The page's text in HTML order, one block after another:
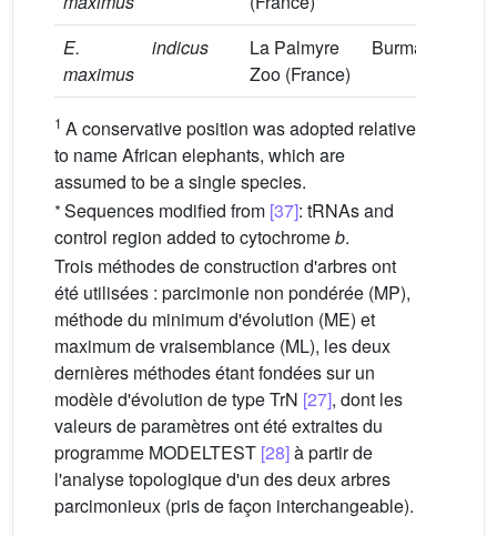
E.
maximus
indicus
La Palmyre
Zoo (France)
Burma
1 A conservative position was adopted relative
to name African elephants, which are
assumed to be a single species.
∗ Sequences modified from [37]: tRNAs and
control region added to cytochromeb.
Trois méthodes de construction d'arbres ont
été utilisées : parcimonie non pondérée (MP),
méthode du minimum d'évolution (ME) et
maximum de vraisemblance (ML), les deux
dernières méthodes étant fondées sur un
modèle d'évolution de type TrN [27], dont les
valeurs de paramètres ont été extraites du
programme MODELTEST [28]à partir de
l'analyse topologique d'un des deux arbres
parcimonieux (pris de façon interchangeable).